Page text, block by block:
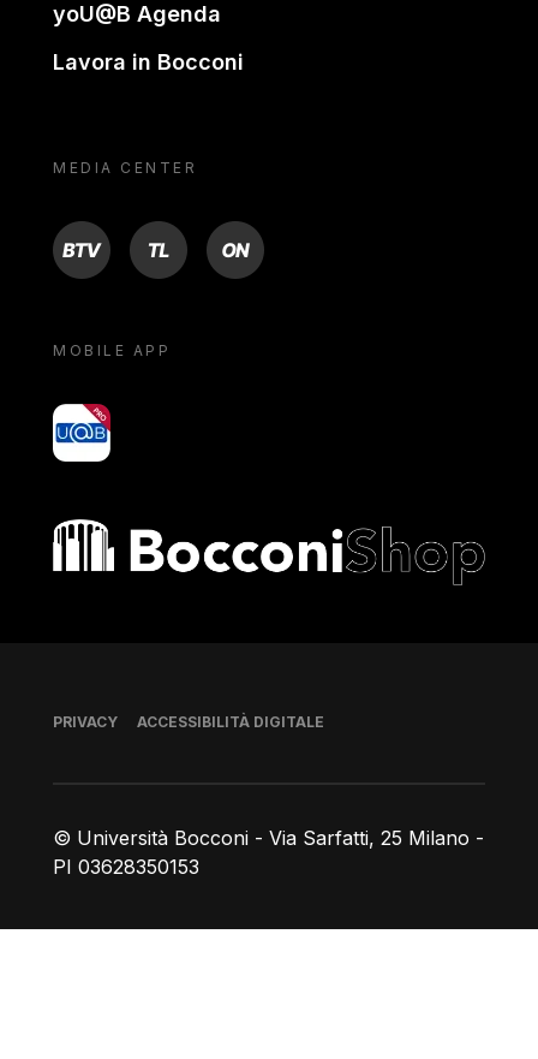
yoU@B Agenda
Lavora in Bocconi
MEDIA CENTER
BTV TL ON
MOBILE APP
yoU@B
Bocconi shop
© Università Bocconi - Via Sarfatti, 25 Milano -
PI 03628350153
Piè di pagina
PRIVACY ACCESSIBILITÀ DIGITALE